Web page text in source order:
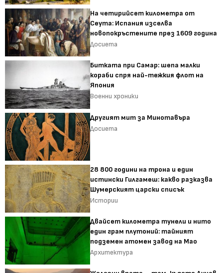
На четирийсет километра от
Сеута: Испания изселва
новопокръстените през 1609 година
Досиета
Битката при Самар: шепа малки
кораби спря най-тежкия флот на
Япония
Военни хроники
Другият мит за Минотавъра
Досиета
28 800 години на трона и един
истински Гилгамеш: какво разказва
Шумерският царски списък
Истории
Двайсет километра тунели и нито
един грам плутоний: тайният
подземен атомен завод на Мао
Архитектура